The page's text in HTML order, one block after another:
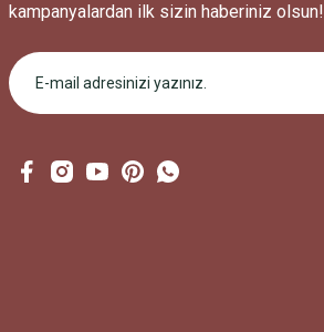
kampanyalardan ilk sizin haberiniz olsun!